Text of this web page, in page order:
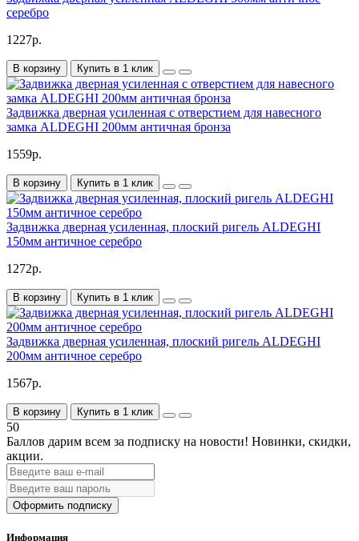
серебро
1227р.
В корзину Купить в 1 клик
Задвижка дверная усиленная с отверстием для навесного
замка ALDEGHI 200мм античная бронза
1559р.
В корзину Купить в 1 клик
Задвижка дверная усиленная, плоский ригель ALDEGHI
150мм античное серебро
1272р.
В корзину Купить в 1 клик
Задвижка дверная усиленная, плоский ригель ALDEGHI
200мм античное серебро
1567р.
В корзину Купить в 1 клик
50
Баллов дарим всем за подписку на новости! Новинки, скидки,
акции.
Оформить подписку
Информация